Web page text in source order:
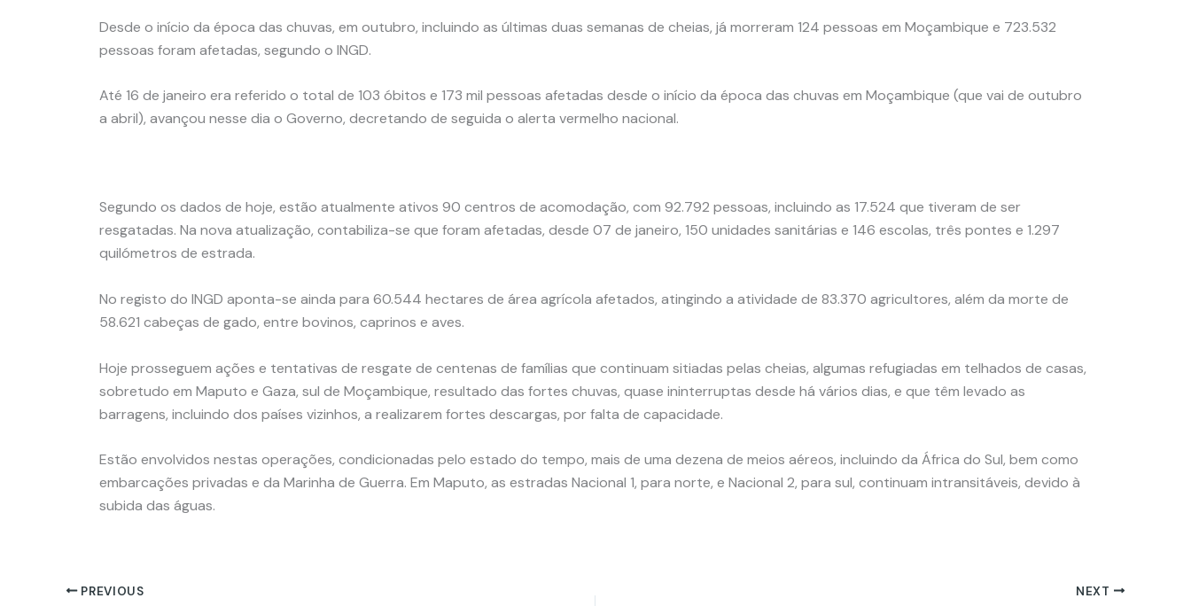
Desde o início da época das chuvas, em outubro, incluindo as últimas duas semanas de cheias, já morreram 124 pessoas em Moçambique e 723.532
pessoas foram afetadas, segundo o INGD.
Até 16 de janeiro era referido o total de 103 óbitos e 173 mil pessoas afetadas desde o início da época das chuvas em Moçambique (que vai de outubro
a abril), avançou nesse dia o Governo, decretando de seguida o alerta vermelho nacional.
Segundo os dados de hoje, estão atualmente ativos 90 centros de acomodação, com 92.792 pessoas, incluindo as 17.524 que tiveram de ser
resgatadas. Na nova atualização, contabiliza-se que foram afetadas, desde 07 de janeiro, 150 unidades sanitárias e 146 escolas, três pontes e 1.297
quilómetros de estrada.
No registo do INGD aponta-se ainda para 60.544 hectares de área agrícola afetados, atingindo a atividade de 83.370 agricultores, além da morte de
58.621 cabeças de gado, entre bovinos, caprinos e aves.
Hoje prosseguem ações e tentativas de resgate de centenas de famílias que continuam sitiadas pelas cheias, algumas refugiadas em telhados de casas,
sobretudo em Maputo e Gaza, sul de Moçambique, resultado das fortes chuvas, quase ininterruptas desde há vários dias, e que têm levado as
barragens, incluindo dos países vizinhos, a realizarem fortes descargas, por falta de capacidade.
Estão envolvidos nestas operações, condicionadas pelo estado do tempo, mais de uma dezena de meios aéreos, incluindo da África do Sul, bem como
embarcações privadas e da Marinha de Guerra. Em Maputo, as estradas Nacional 1, para norte, e Nacional 2, para sul, continuam intransitáveis, devido à
subida das águas.
PREVIOUS NEXT